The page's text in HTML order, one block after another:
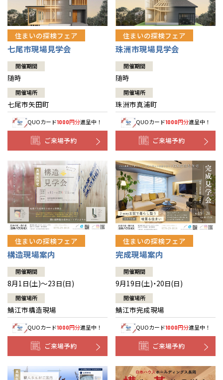
住まいの探検フェア
七尾市現場見学会
開催期間
随時
開催場所
七尾市矢田町
QUOカード1000円分進呈中！
ご来場予約
住まいの探検フェア
珠洲市現場見学会
開催期間
随時
開催場所
珠洲市真浦町
QUOカード1000円分進呈中！
ご来場予約
住まいの探検フェア
構造現場案内
開催期間
8月1日(土)～23日(日)
開催場所
鯖江市構造現場
QUOカード1000円分進呈中！
ご来場予約
住まいの探検フェア
完成現場案内
開催期間
9月19日(土)・20日(日)
開催場所
鯖江市完成現場
QUOカード1000円分進呈中！
ご来場予約